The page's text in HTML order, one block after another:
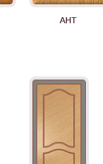
АНТ